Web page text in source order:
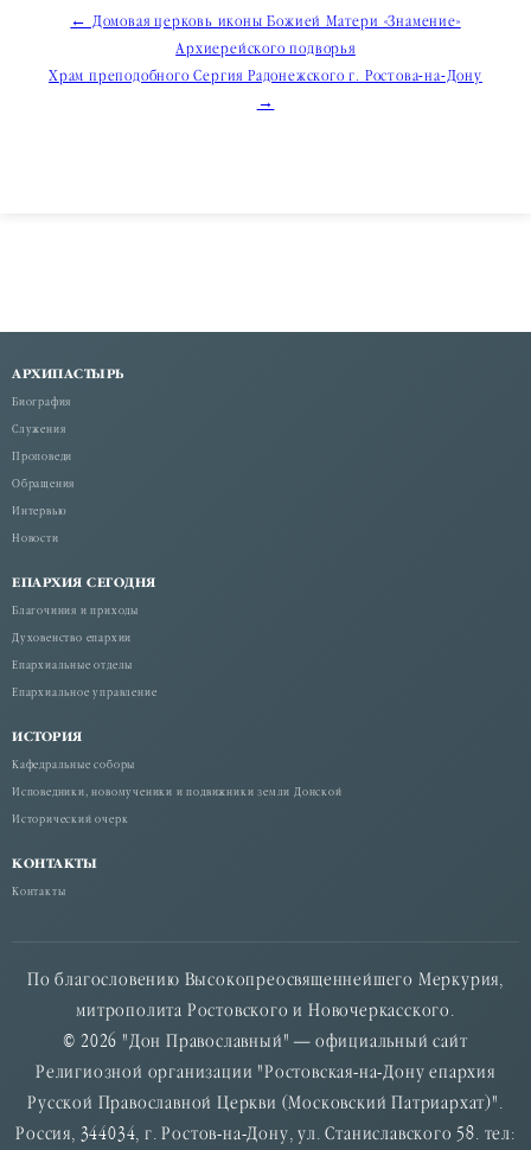
Навигация
по
← Домовая церковь иконы Божией Матери «Знамение»
Архиерейского подворья
Храм преподобного Сергия Радонежского г. Ростова-на-Дону
→
АРХИПАСТЫРЬ
Биография
Служения
Проповеди
Обращения
Интервью
Новости
ЕПАРХИЯ СЕГОДНЯ
Благочиния и приходы
Духовенство епархии
Епархиальные отделы
Епархиальное управление
ИСТОРИЯ
Кафедральные соборы
Исповедники, новомученики и подвижники земли Донской
Исторический очерк
КОНТАКТЫ
Контакты
По благословению Высокопреосвященнейшего Меркурия,
митрополита Ростовского и Новочеркасского.
© 2026 "Дон Православный" — официальный сайт
Религиозной организации "Ростовская-на-Дону епархия
Русской Православной Церкви (Московский Патриархат)".
Россия, 344034, г. Ростов-на-Дону, ул. Станиславского 58. тел: